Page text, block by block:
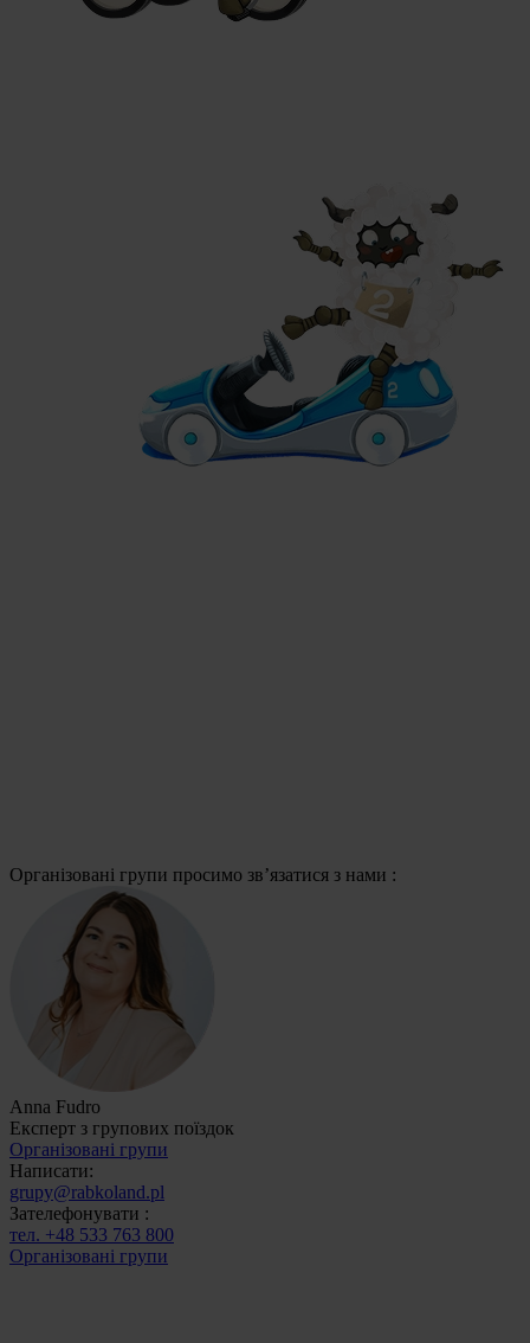
Організовані групи просимо зв’язатися з нами :
Anna Fudro
Експерт з групових поїздок
Організовані групи
Написати:
grupy@rabkoland.pl
Зателефонувати :
тел. +48 533 763 800
Організовані групи